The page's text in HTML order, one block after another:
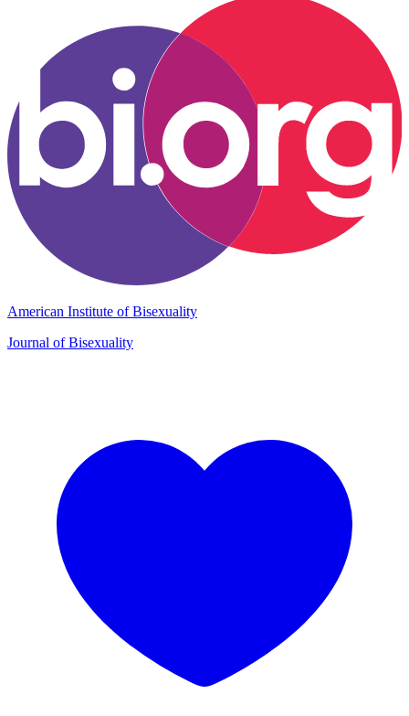
American Institute of Bisexuality
Journal of Bisexuality